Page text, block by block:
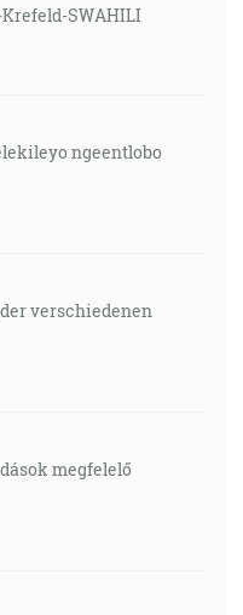
Krefeld-SWAHILI
ngeentlobo
verschiedenen
megfelelő